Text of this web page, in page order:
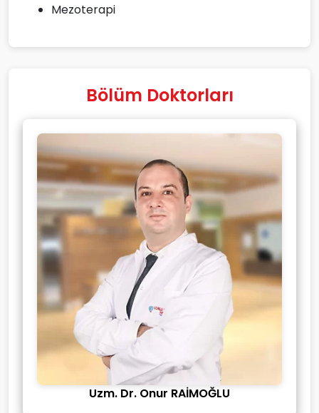
Mezoterapi
Bölüm Doktorları
Uzm. Dr. Onur RAİMOĞLU